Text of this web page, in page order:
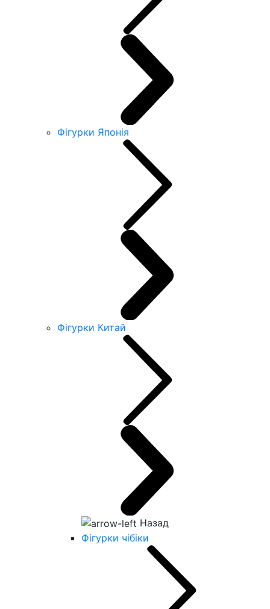
Фігурки Японія
Фігурки Китай
Назад
Фігурки чібіки